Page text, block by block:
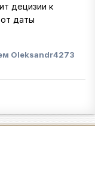
децизии к
даты
Oleksandr4273